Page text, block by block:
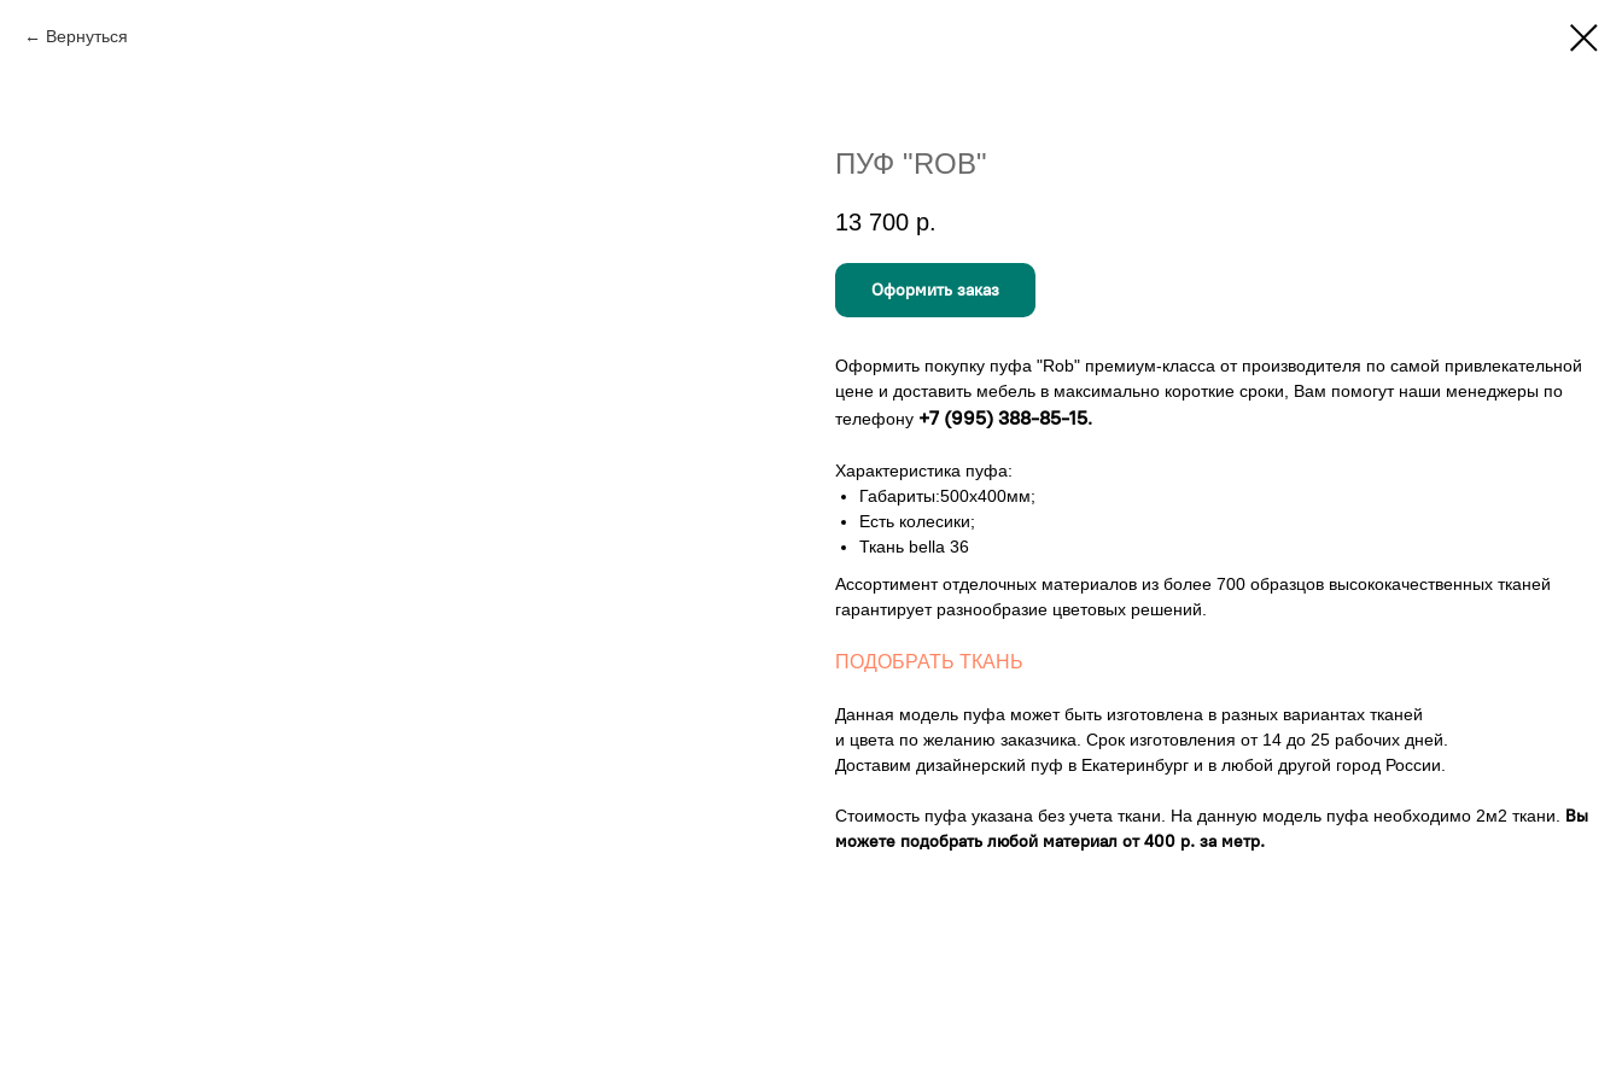
Вернуться
ПУФ "ROB"
13 700 р.
Оформить заказ
Оформить покупку пуфа "Rob" премиум-класса от производителя по самой привлекательной
цене и доставить мебель в максимально короткие сроки, Вам помогут наши менеджеры по
телефону +7 (995) 388-85-15.
Характеристика пуфа:
Габариты:500х400мм;
Есть колесики;
Ткань bella 36
Ассортимент отделочных материалов из более 700 образцов высококачественных тканей
гарантирует разнообразие цветовых решений.
ПОДОБРАТЬ ТКАНЬ
Данная модель пуфа может быть изготовлена в разных вариантах тканей
и цвета по желанию заказчика. Срок изготовления от 14 до 25 рабочих дней.
Доставим дизайнерский пуф в Екатеринбург и в любой другой город России.
Стоимость пуфа указана без учета ткани. На данную модель пуфа необходимо 2м2 ткани. Вы
можете подобрать любой материал от 400 р. за метр.